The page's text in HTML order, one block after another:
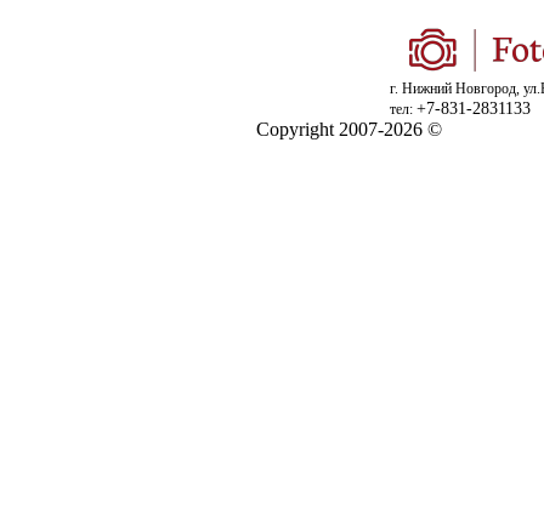
г. Нижний Новгород,
тел: +7-831-2831133
Copyright 2007-2026 ©